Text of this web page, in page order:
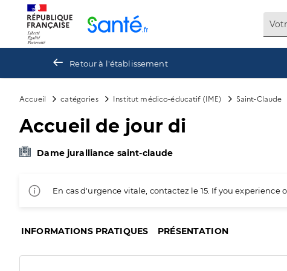
Retour à l'établissement
Accueil catégories Institut médico-éducatif (IME) Saint-Claude
Accueil de jour di
Dame juralliance saint-claude
En cas d'urgence vitale, contactez le 15. If you
INFORMATIONS PRATIQUES PRÉSENTATION
Panneau de gestion des cookies